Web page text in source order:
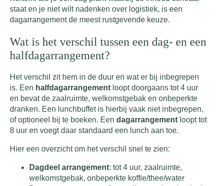
staat en je niet wilt nadenken over logistiek, is een
dagarrangement de meest rustgevende keuze.
Wat is het verschil tussen een dag- en een
halfdagarrangement?
Het verschil zit hem in de duur en wat er bij inbegrepen
is. Een halfdagarrangement loopt doorgaans tot 4 uur
en bevat de zaalruimte, welkomstgebak en onbeperkte
dranken. Een lunchbuffet is hierbij vaak niet inbegrepen,
of optioneel bij te boeken. Een dagarrangement loopt tot
8 uur en voegt daar standaard een lunch aan toe.
Hier een overzicht om het verschil snel te zien:
Dagdeel arrangement: tot 4 uur, zaalruimte,
welkomstgebak, onbeperkte koffie/thee/water